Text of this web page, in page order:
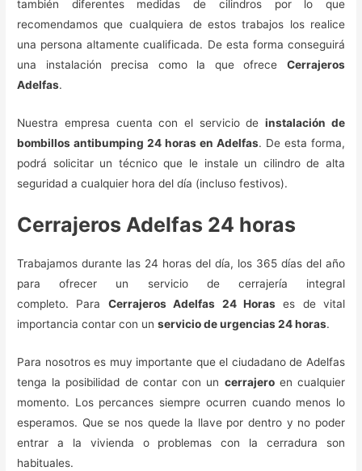
también diferentes medidas de cilindros por lo que
recomendamos que cualquiera de estos trabajos los realice
una persona altamente cualificada. De esta forma conseguirá
una instalación precisa como la que ofrece Cerrajeros
Adelfas.
Nuestra empresa cuenta con el servicio deinstalación de
bombillos antibumping 24 horas en Adelfas. De esta forma,
podrá solicitar un técnico que le instale un cilindro de alta
seguridad a cualquier hora del día (incluso festivos).
Cerrajeros Adelfas 24 horas
Trabajamos durante las 24 horas del día, los 365 días del año
para ofrecer un servicio de cerrajería integral
completo. Para Cerrajeros Adelfas 24 Horases de vital
importancia contar con unservicio de urgencias 24 horas.
Para nosotros es muy importante que el ciudadano de Adelfas
tenga la posibilidad de contar con un cerrajeroen cualquier
momento. Los percances siempre ocurren cuando menos lo
esperamos. Que se nos quede la llave por dentro y no poder
entrar a la vivienda o problemas con la cerradura son
habituales.